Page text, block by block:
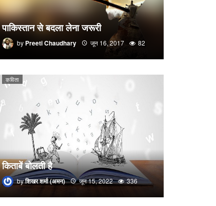
पाकिस्तान से बदला लेना जरूरी
by Preeti Chaudhary जून 16, 2017 82
कविता
किताबें बोलती है
byशिखर शर्मा (अमन) जून 15, 2022 336